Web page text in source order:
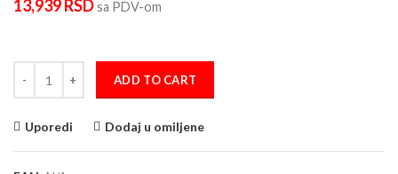
13,939RSDsa PDV-om
ADD TO CART
Uporedi Dodaj u omiljene